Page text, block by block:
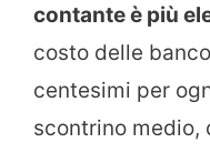
contante è più
costo delle
centesimi per
scontrino medio,